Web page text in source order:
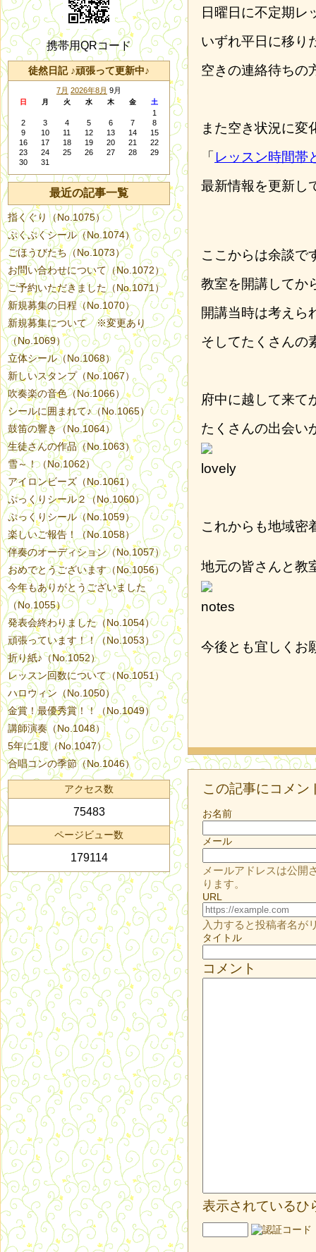
日曜日に不定期レ
いずれ平日に移り
空きの連絡待ちの
また空き状況に変
「 レッスン時間帯
最新情報を更新し
ここからは余談で
教室を開講してか
開講当時は考えら
そしてたくさんの
府中に越して来て
たくさんの出会い
これからも地域密
地元の皆さんと教
今後とも宜しくお
この記事にコメン
お名前
メール
メールアドレスは公開
ります。
URL
入力すると投稿者名が
タイトル
コメント
表示されているひ
携帯用QRコード
徒然日記 ♪頑張って更新中♪
7月 2026年8月 9月
日 月 火 水 木 金 土
1
2
3 4 5 6 7
8
9
10 11 12 13 14
15
16
17 18 19 20 21
22
23
24 25 26 27 28
29
30
31
最近の記事一覧
指くぐり（No.1075）
ぷくぷくシール（No.1074）
ごほうびたち（No.1073）
お問い合わせについて（No.1072）
ご予約いただきました（No.1071）
新規募集の日程（No.1070）
新規募集について ※変更あり
（No.1069）
立体シール（No.1068）
新しいスタンプ（No.1067）
吹奏楽の音色（No.1066）
シールに囲まれて♪（No.1065）
鼓笛の響き（No.1064）
生徒さんの作品（No.1063）
雪～！（No.1062）
アイロンビーズ（No.1061）
ぷっくりシール２（No.1060）
ぷっくりシール（No.1059）
楽しいご報告！（No.1058）
伴奏のオーディション（No.1057）
おめでとうございます（No.1056）
今年もありがとうございました
（No.1055）
発表会終わりました（No.1054）
頑張っています！！（No.1053）
折り紙♪（No.1052）
レッスン回数について（No.1051）
ハロウィン（No.1050）
金賞！最優秀賞！！（No.1049）
講師演奏（No.1048）
5年に1度（No.1047）
合唱コンの季節（No.1046）
アクセス数
75483
ページビュー数
179114